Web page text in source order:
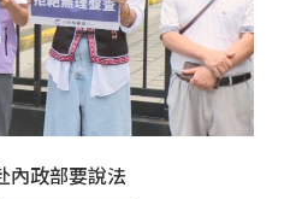
內政部要說法